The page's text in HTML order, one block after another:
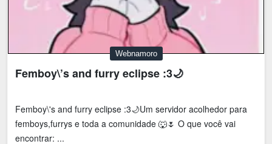
Webnamoro
Femboy\’s and furry eclipse :3🌙
Femboy\'s and furry eclipse :3🌙Um servidor acolhedor para
femboys,furrys e toda a comunidade 🐺🌷 O que você vai
encontrar: ...